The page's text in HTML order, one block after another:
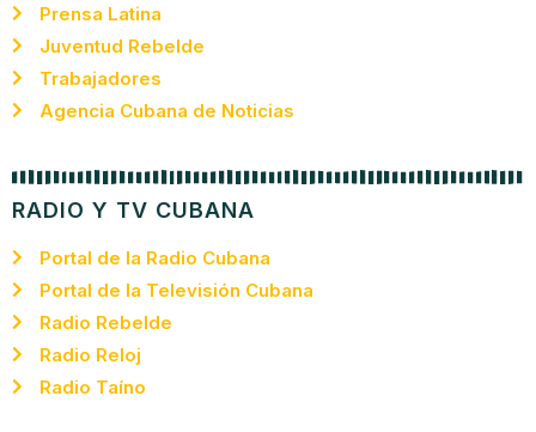
Prensa Latina
Juventud Rebelde
Trabajadores
Agencia Cubana de Noticias
RADIO Y TV CUBANA
Portal de la Radio Cubana
Portal de la Televisión Cubana
Radio Rebelde
Radio Reloj
Radio Taíno